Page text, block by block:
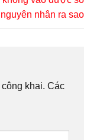
nguyên nhân ra sao
khai. Các